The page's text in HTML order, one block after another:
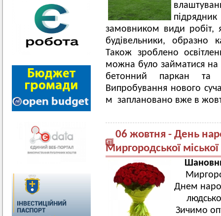
замовником види робіт,
будівельники, образно
Також зроблено
можна було займатися
бетонний паркан та
Випробування нового
м заплановано вже в
06 жовтня - День
Миргородської
Днем
Зичимо